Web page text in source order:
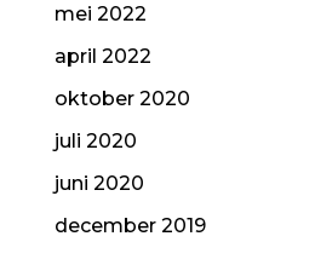
mei 2022
april 2022
oktober 2020
juli 2020
juni 2020
december 2019